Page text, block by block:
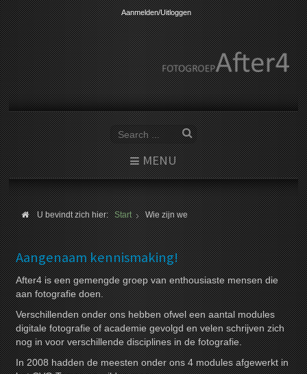
Aanmelden/Uitloggen
MENU
U bevindt zich hier:Start Wie zijn we
Aangenaam kennismaking!
After4 is een gemengde groep van enthousiaste mensen die
aan fotografie doen.
Verschillenden onder ons hebben ofwel een aantal modules
digitale fotografie of academie gevolgd en velen schrijven zich
nog in voor verschillende disciplines in de fotografie.
In 2008 hadden de meesten onder ons 4 modules afgewerkt in